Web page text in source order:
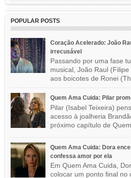
POPULAR POSTS
Coração Acelerado: João
irrecusável
Passando por uma fase
musical, João Raul
aos boicotes de Ronei
Quem Ama Cuida: Pilar
Pilar (Isabel Teixeira)
acesso à joalheria
próximo capítulo de
Quem Ama Cuida: Dora
confessa amor por ela
Em Quem Ama Cuida,
colocar um ponto final no